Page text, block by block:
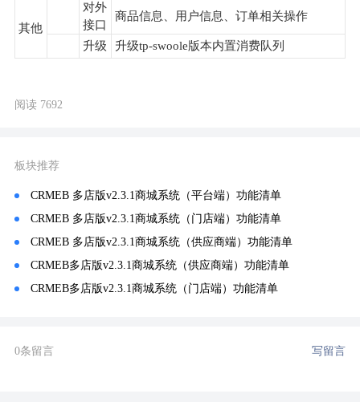
其他
对外
接口
商品信息、用户信息、订单相关操作
升级 升级tp-swoole版本内置消费队列
阅读 7692
板块推荐
CRMEB 多店版v2.3.1商城系统（平台端）功能清单
CRMEB 多店版v2.3.1商城系统（门店端）功能清单
CRMEB 多店版v2.3.1商城系统（供应商端）功能清单
CRMEB多店版v2.3.1商城系统（供应商端）功能清单
CRMEB多店版v2.3.1商城系统（门店端）功能清单
0条留言 写留言